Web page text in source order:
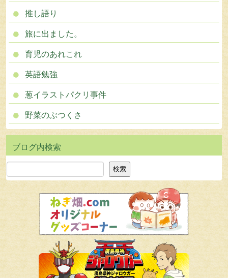
推し語り
旅に出ました。
育児のあれこれ
英語勉強
葱イラストパクリ事件
野菜のぶつくさ
検索 検索